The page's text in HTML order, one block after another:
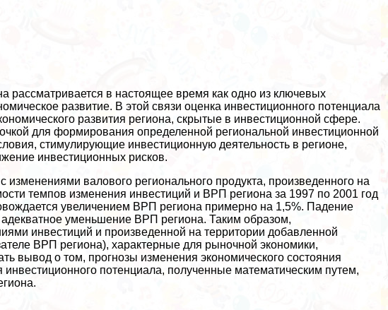
рассматривается в настоящее время как одно из ключевых
развитие. В этой связи оценка инвестиционного потенциала
развития региона, скрытые в инвестиционной сфере.
для формирования определенной региональной инвестиционной
стимулирующие инвестиционную деятельность в регионе,
инвестиционных рисков.
валового регионального продукта, произведенного на
темпов изменения инвестиций и ВРП региона за 1997 по 2001 год
увеличением ВРП региона примерно на 1,5%. Падение
уменьшение ВРП региона. Таким образом,
инвестиций и произведенной на территории добавленной
ВРП региона), хаpaктерные для рыночной экономики,
вывод о том, прогнозы изменения экономического состояния
потенциала, полученные математическим путем,